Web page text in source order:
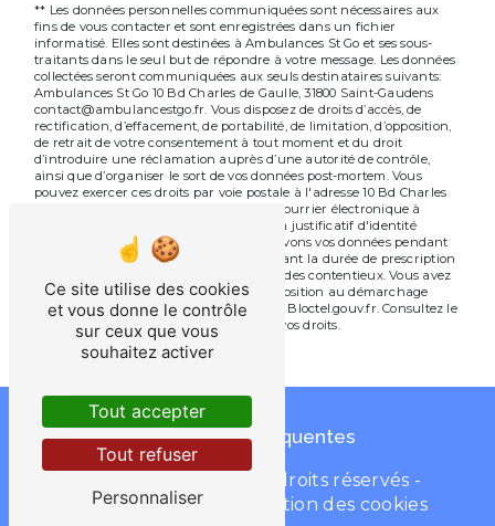
** Les données personnelles communiquées sont nécessaires aux
fins de vous contacter et sont enregistrées dans un fichier
informatisé. Elles sont destinées à Ambulances St Go et ses sous-
traitants dans le seul but de répondre à votre message. Les données
collectées seront communiquées aux seuls destinataires suivants:
Ambulances St Go 10 Bd Charles de Gaulle, 31800 Saint-Gaudens
contact@ambulancestgo.fr. Vous disposez de droits d’accès, de
rectification, d’effacement, de portabilité, de limitation, d’opposition,
de retrait de votre consentement à tout moment et du droit
d’introduire une réclamation auprès d’une autorité de contrôle,
ainsi que d’organiser le sort de vos données post-mortem. Vous
pouvez exercer ces droits par voie postale à l'adresse 10 Bd Charles
de Gaulle, 31800 Saint-Gaudens ou par courrier électronique à
l'adresse contact@ambulancestgo.fr. Un justificatif d'identité
pourra vous être demandé. Nous conservons vos données pendant
la période de prise de contact puis pendant la durée de prescription
légale aux fins probatoires et de gestion des contentieux. Vous avez
le droit de vous inscrire sur la liste d'opposition au démarchage
téléphonique, disponible à cette adresse: Bloctel.gouv.fr . Consultez le
site cnil.fr pour plus d’informations sur vos droits.
Recherches fréquentes
- 2026 - Tous droits réservés -
Mentions légales
Gestion des cookies
Ce site utilise des cookies
et vous donne le contrôle
sur ceux que vous
souhaitez activer
Tout accepter
Tout refuser
Personnaliser